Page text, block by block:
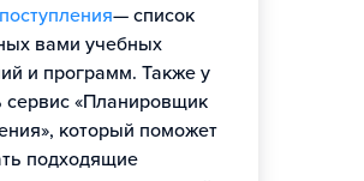
— список
вами учебных
и программ. Также у
сервис «Планировщик
который поможет
подходящие